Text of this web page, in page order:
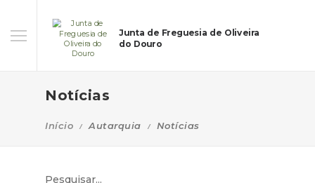
Junta de Freguesia de Oliveira
do Douro
Notícias
Início Autarquia Notícias